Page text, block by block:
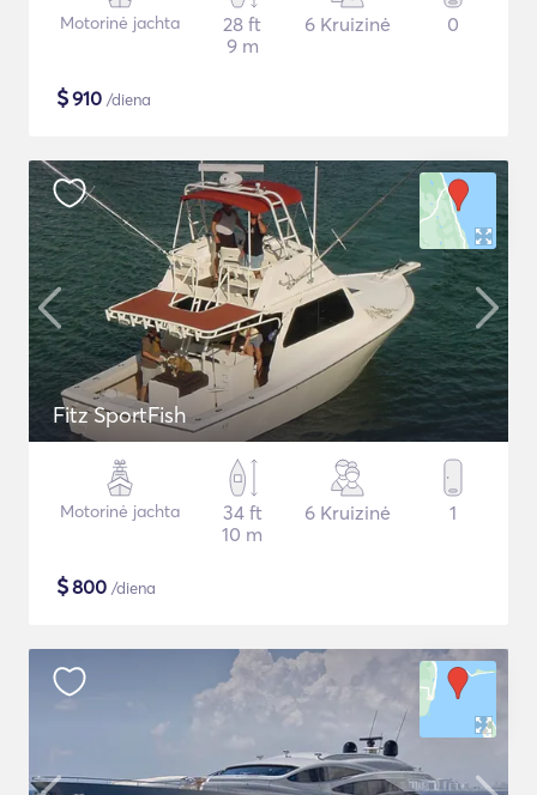
Motorinė jachta
28 ft
9 m
6 Kruizinė 0
$910 /diena
Fitz SportFish
Motorinė jachta
34 ft
10 m
6 Kruizinė 1
$800 /diena